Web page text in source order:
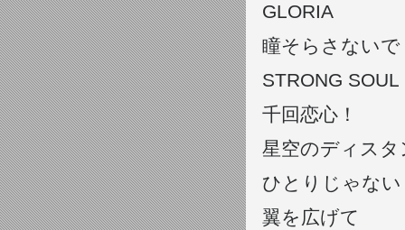
GLORIA
瞳そらさないで
STRONG SOUL
千回恋心！
星空のディスタ
ひとりじゃない
翼を広げて